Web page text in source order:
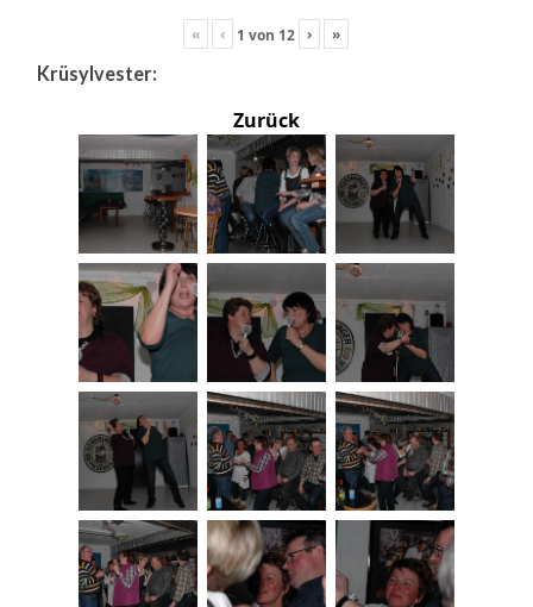
« ‹ 1 von 12 › »
Krüsylvester:
Zurück